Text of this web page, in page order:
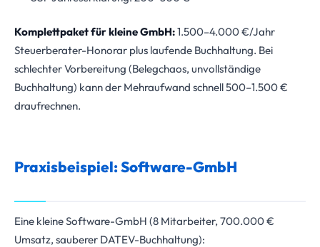
Komplettpaket für kleine GmbH:1.500–4.000 €/Jahr
Steuerberater-Honorar plus laufende Buchhaltung. Bei
schlechter Vorbereitung (Belegchaos, unvollständige
Buchhaltung) kann der Mehraufwand schnell 500–1.500 €
draufrechnen.
Praxisbeispiel: Software-GmbH
Eine kleine Software-GmbH (8 Mitarbeiter, 700.000 €
Umsatz, sauberer DATEV-Buchhaltung):